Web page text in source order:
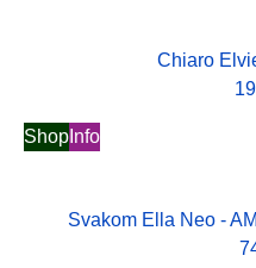
Chiaro
Shop Info
Svakom Ella Neo -